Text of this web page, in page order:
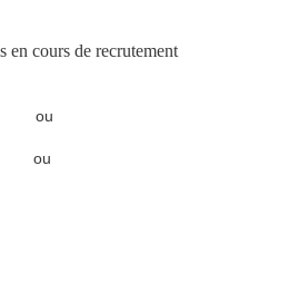
en cours de recrutement
ou
ou